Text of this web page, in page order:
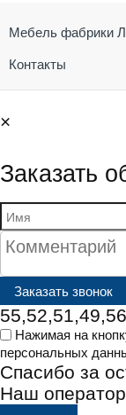
Мебель фабрики
Контакты
×
Заказать
Нажимая на
персональных
Спасибо за
Наш